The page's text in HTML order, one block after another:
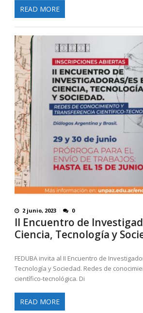
READ MORE
2 junio, 2023 0
II Encuentro de
Ciencia, Tecnología y
FEDUBA invita al II Encuentro de
Tecnología y Sociedad. Redes de
científico-tecnológica. Di
READ MORE